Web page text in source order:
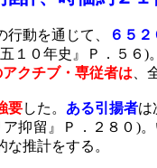
動を通じて、 ６５
五１０年史』Ｐ．５６)
アクチブ・専従者は 、
要した。 ある引揚者は
抑留』Ｐ．２８０ )
な推計をする。